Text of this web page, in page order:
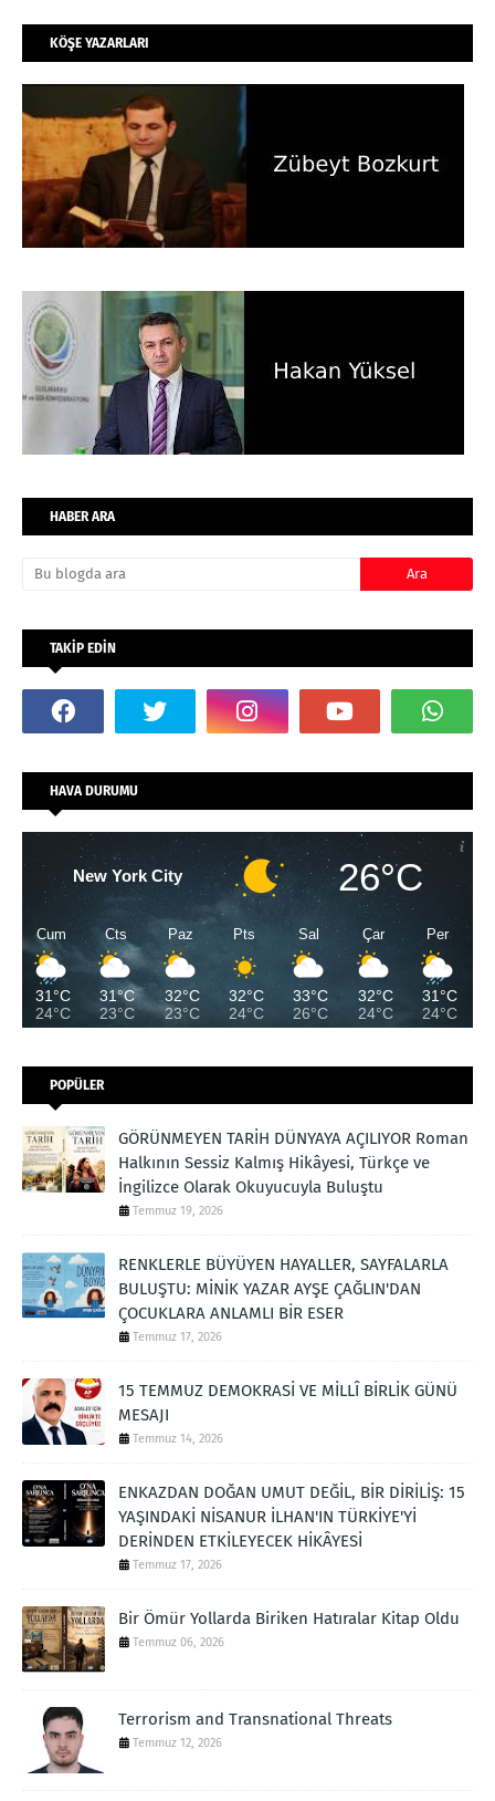
KÖŞE YAZARLARI
HABER ARA
TAKİP EDİN
HAVA DURUMU
New York City 26°C
Cum
31°C
24°C
Cts
31°C
23°C
Paz
32°C
23°C
Pts
32°C
24°C
Sal
33°C
26°C
Çar
32°C
24°C
Per
31°C
24°C
POPÜLER
GÖRÜNMEYEN TARİH DÜNYAYA AÇILIYOR Roman
Halkının Sessiz Kalmış Hikâyesi, Türkçe ve
İngilizce Olarak Okuyucuyla Buluştu
Temmuz 19, 2026
RENKLERLE BÜYÜYEN HAYALLER, SAYFALARLA
BULUŞTU: MİNİK YAZAR AYŞE ÇAĞLIN'DAN
ÇOCUKLARA ANLAMLI BİR ESER
Temmuz 17, 2026
15 TEMMUZ DEMOKRASİ VE MİLLÎ BİRLİK GÜNÜ
MESAJI
Temmuz 14, 2026
ENKAZDAN DOĞAN UMUT DEĞİL, BİR DİRİLİŞ: 15
YAŞINDAKİ NİSANUR İLHAN'IN TÜRKİYE'Yİ
DERİNDEN ETKİLEYECEK HİKÂYESİ
Temmuz 17, 2026
Bir Ömür Yollarda Biriken Hatıralar Kitap Oldu
Temmuz 06, 2026
Terrorism and Transnational Threats
Temmuz 12, 2026